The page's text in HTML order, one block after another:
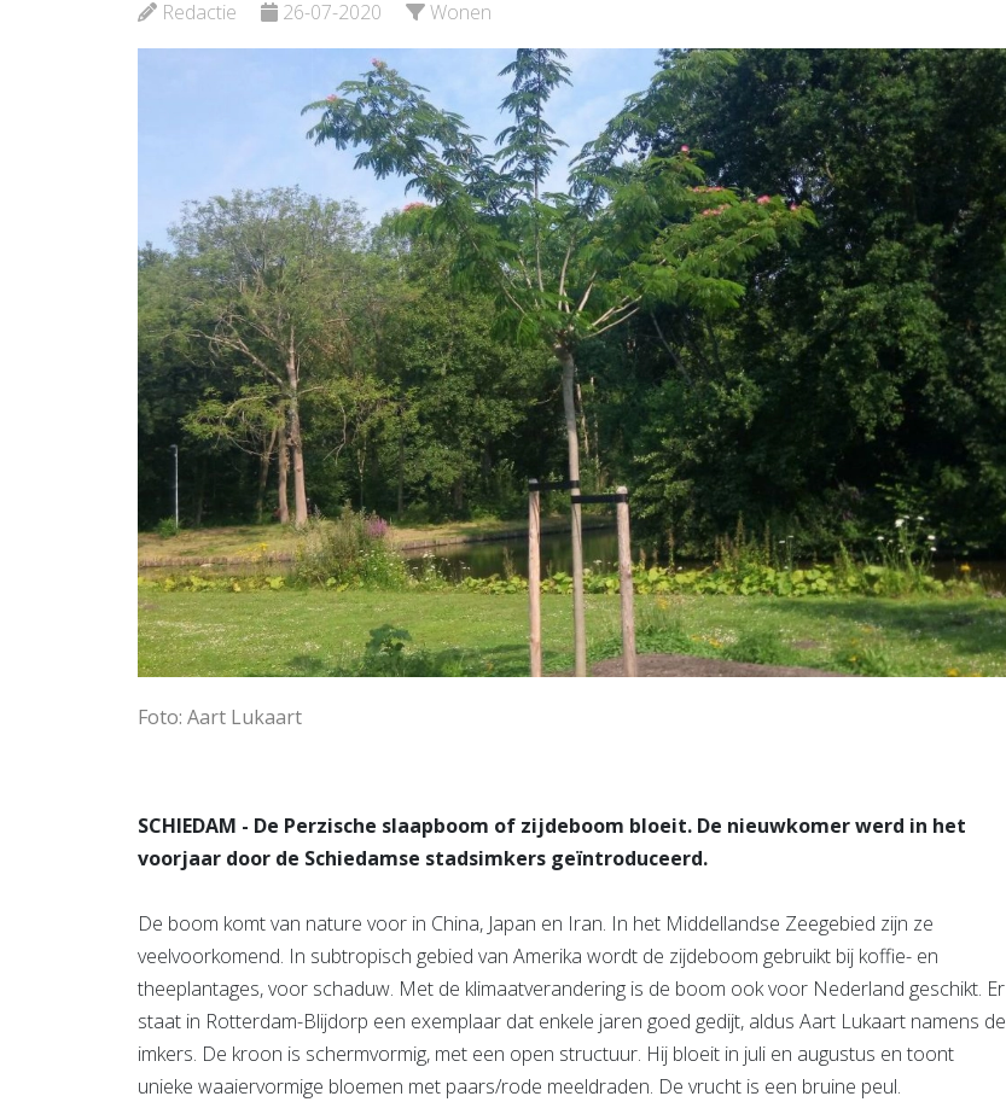
Redactie 26-07-2020 Wonen
Foto: Aart Lukaart
SCHIEDAM - De Perzische slaapboom of zijdeboom bloeit. De nieuwkomer werd in het
voorjaar door de Schiedamse stadsimkers geïntroduceerd.
De boom komt van nature voor in China, Japan en Iran. In het Middellandse Zeegebied zijn ze
veelvoorkomend. In subtropisch gebied van Amerika wordt de zijdeboom gebruikt bij koffie- en
theeplantages, voor schaduw. Met de klimaatverandering is de boom ook voor Nederland geschikt. Er
staat in Rotterdam-Blijdorp een exemplaar dat enkele jaren goed gedijt, aldus Aart Lukaart namens de
imkers. De kroon is schermvormig, met een open structuur. Hij bloeit in juli en augustus en toont
unieke waaiervormige bloemen met paars/rode meeldraden. De vrucht is een bruine peul.
Bekijk de pagina Bekijk de pagina